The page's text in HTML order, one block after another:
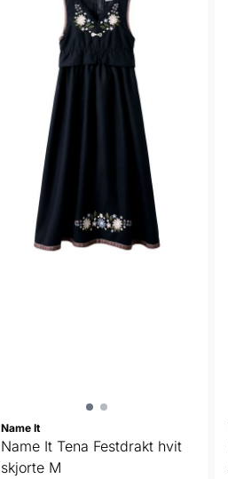
Name It
Name It Tena Festdrakt hvit
skjorte M